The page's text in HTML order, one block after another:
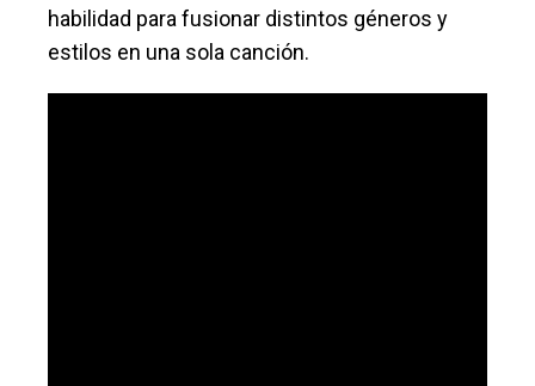
habilidad para fusionar distintos géneros y
estilos en una sola canción.